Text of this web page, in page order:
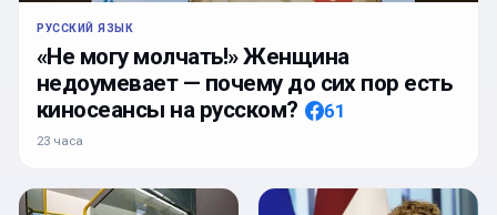
РУССКИЙ ЯЗЫК
«Не могу молчать!» Женщина
недоумевает — почему до сих пор есть
киносеансы на русском?
61
23 часа